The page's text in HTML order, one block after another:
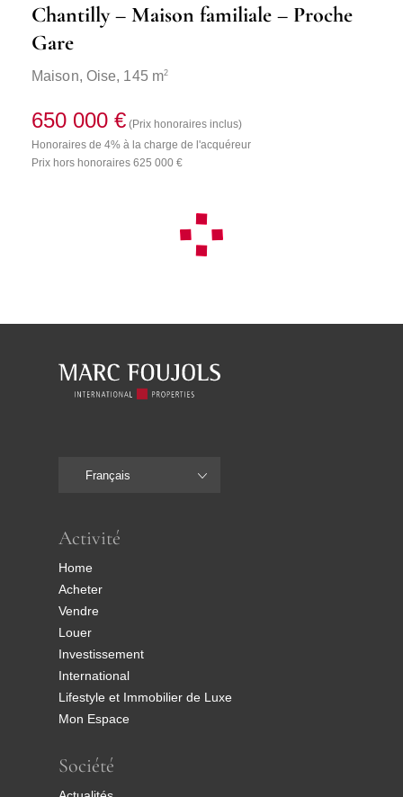
Chantilly – Maison familiale – Proche
Gare
Maison, Oise, 145 m2
650 000 € (Prix honoraires inclus)
Honoraires de 4% à la charge de l'acquéreur
Prix hors honoraires 625 000 €
Français
Activité
Home
Acheter
Vendre
Louer
Investissement
International
Lifestyle et Immobilier de Luxe
Mon Espace
Société